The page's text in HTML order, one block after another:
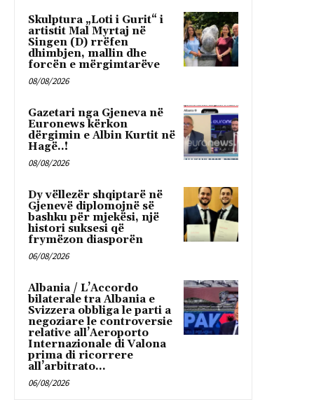
Skulptura „Loti i Gurit“ i
artistit Mal Myrtaj në
Singen (D) rrëfen
dhimbjen, mallin dhe
forcën e mërgimtarëve
08/08/2026
Gazetari nga Gjeneva në
Euronews kërkon
dërgimin e Albin Kurtit në
Hagë..!
08/08/2026
Dy vëllezër shqiptarë në
Gjenevë diplomojnë së
bashku për mjekësi, një
histori suksesi që
frymëzon diasporën
06/08/2026
Albania / L’Accordo
bilaterale tra Albania e
Svizzera obbliga le parti a
negoziare le controversie
relative all’Aeroporto
Internazionale di Valona
prima di ricorrere
all’arbitrato...
06/08/2026